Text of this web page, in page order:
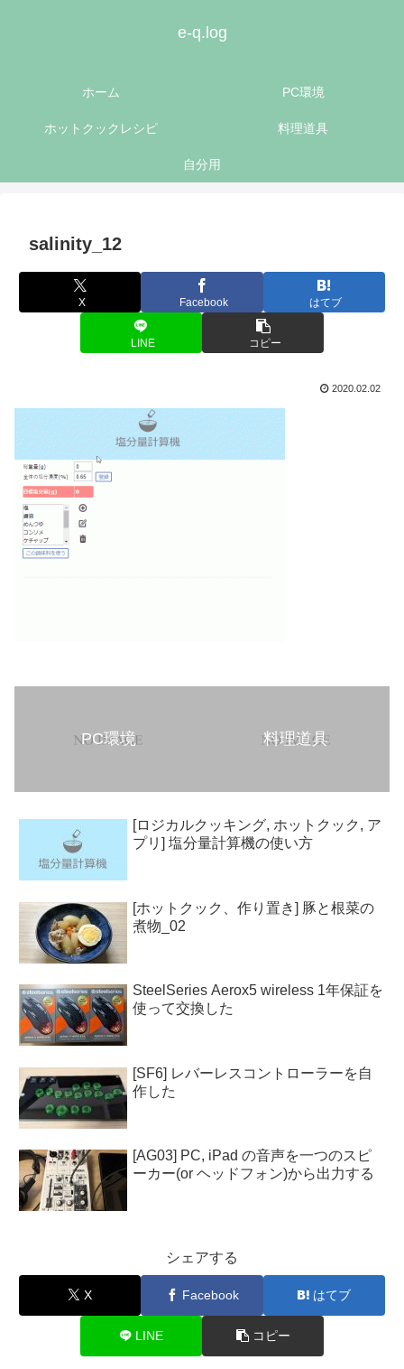
e-q.log
ホーム PC環境
ホットクックレシピ 料理道具
自分用
salinity_12
X Facebook はてブ
LINE コピー
2020.02.02
PC環境 料理道具
[ロジカルクッキング, ホットクック, ア
プリ] 塩分量計算機の使い方
[ホットクック、作り置き] 豚と根菜の
煮物_02
SteelSeries Aerox5 wireless 1年保証を
使って交換した
[SF6] レバーレスコントローラーを自
作した
[AG03] PC, iPad の音声を一つのスピ
ーカー(or ヘッドフォン)から出力する
シェアする
X Facebook はてブ
LINE コピー